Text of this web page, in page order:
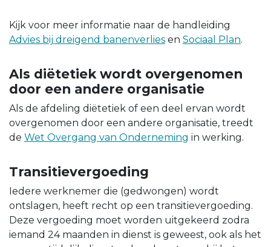
Kijk voor meer informatie naar de handleiding
Advies bij dreigend banenverlies en Sociaal Plan.
Als diëtetiek wordt overgenomen
door een andere organisatie
Als de afdeling diëtetiek of een deel ervan wordt
overgenomen door een andere organisatie, treedt
de Wet Overgang van Onderneming in werking.
Transitievergoeding
Iedere werknemer die (gedwongen) wordt
ontslagen, heeft recht op een transitievergoeding.
Deze vergoeding moet worden uitgekeerd zodra
iemand 24 maanden in dienst is geweest, ook als het